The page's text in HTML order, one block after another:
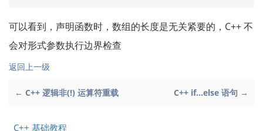
可以看到，声明函数时，数组的长度是无关紧要的，C++ 不
会对形式参数执行边界检查
返回上一级
← C++ 逻辑非(!) 运算符重载 C++ if...else 语句 →
C++ 基础教程